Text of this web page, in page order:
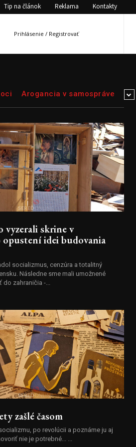
Tip na článok Reklama Kontakty
Prihlásenie / Registrovať
Arogancia v samospráve
vyzerali skrine v
opustení idei budovania
socializmus, cenzúra a totalitný
Následne sme mali umožnené
zahraničia -...
zašlé časom
po revolúcii a poznáme ju aj